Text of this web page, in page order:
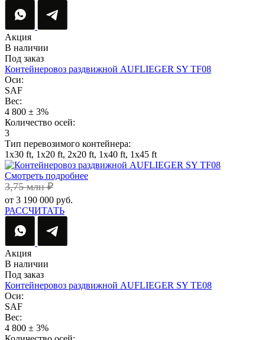
Акция
В наличии
Под заказ
Контейнеровоз раздвижной AUFLIEGER SY TF08
Оси:
SAF
Вес:
4 800 ± 3%
Количество осей:
3
Тип перевозимого контейнера:
1х30 ft, 1х20 ft, 2х20 ft, 1х40 ft, 1х45 ft
Смотреть подробнее
3,75 млн ₽
от 3 190 000 руб.
РАССЧИТАТЬ
Акция
В наличии
Под заказ
Контейнеровоз раздвижной AUFLIEGER SY TE08
Оси:
SAF
Вес:
4 800 ± 3%